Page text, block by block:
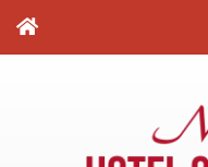
zum
Inhalt